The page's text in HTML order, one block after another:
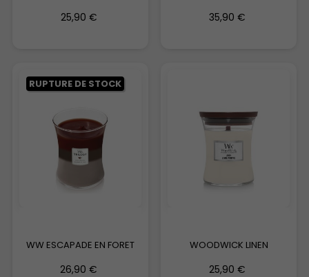
25,90 € 35,90 €
RUPTURE DE STOCK
WW ESCAPADE EN FORET
26,90 €
WOODWICK LINEN
25,90 €